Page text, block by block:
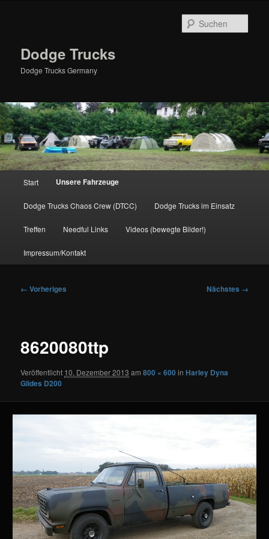
Dodge Trucks
Dodge Trucks Germany
Start Unsere Fahrzeuge
Dodge Trucks Chaos Crew (DTCC) Dodge Trucks im Einsatz
Treffen Needful Links Videos (bewegte Bilder!)
Impressum/Kontakt
Bilder-
← Vorheriges Nächstes →
8620080ttp
Veröffentlicht 10. Dezember 2013 am800 × 600 inHarley Dyna
Glides D200